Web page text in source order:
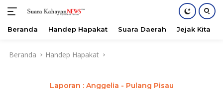
Beranda Handep Hapakat Suara Daerah Jejak Kita
Beranda Handep Hapakat
Laporan : Anggelia - Pulang Pisau